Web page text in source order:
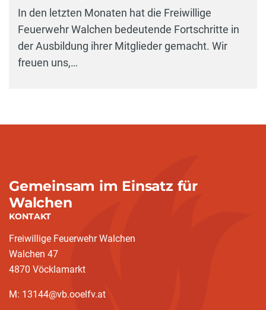
In den letzten Monaten hat die Freiwillige
Feuerwehr Walchen bedeutende Fortschritte in
der Ausbildung ihrer Mitglieder gemacht. Wir
freuen uns,…
Gemeinsam im Einsatz für
Walchen
KONTAKT
Freiwillige Feuerwehr Walchen
Walchen 47
4870 Vöcklamarkt
M: 13144@vb.ooelfv.at